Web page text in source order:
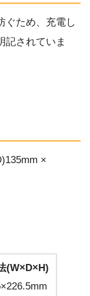
ぐため、充電し
記されていま
×
(W×D×H)